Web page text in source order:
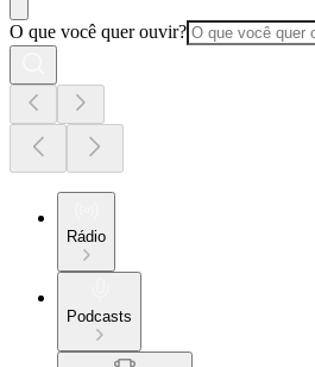
O que você quer ouvir?
Rádio
Podcasts